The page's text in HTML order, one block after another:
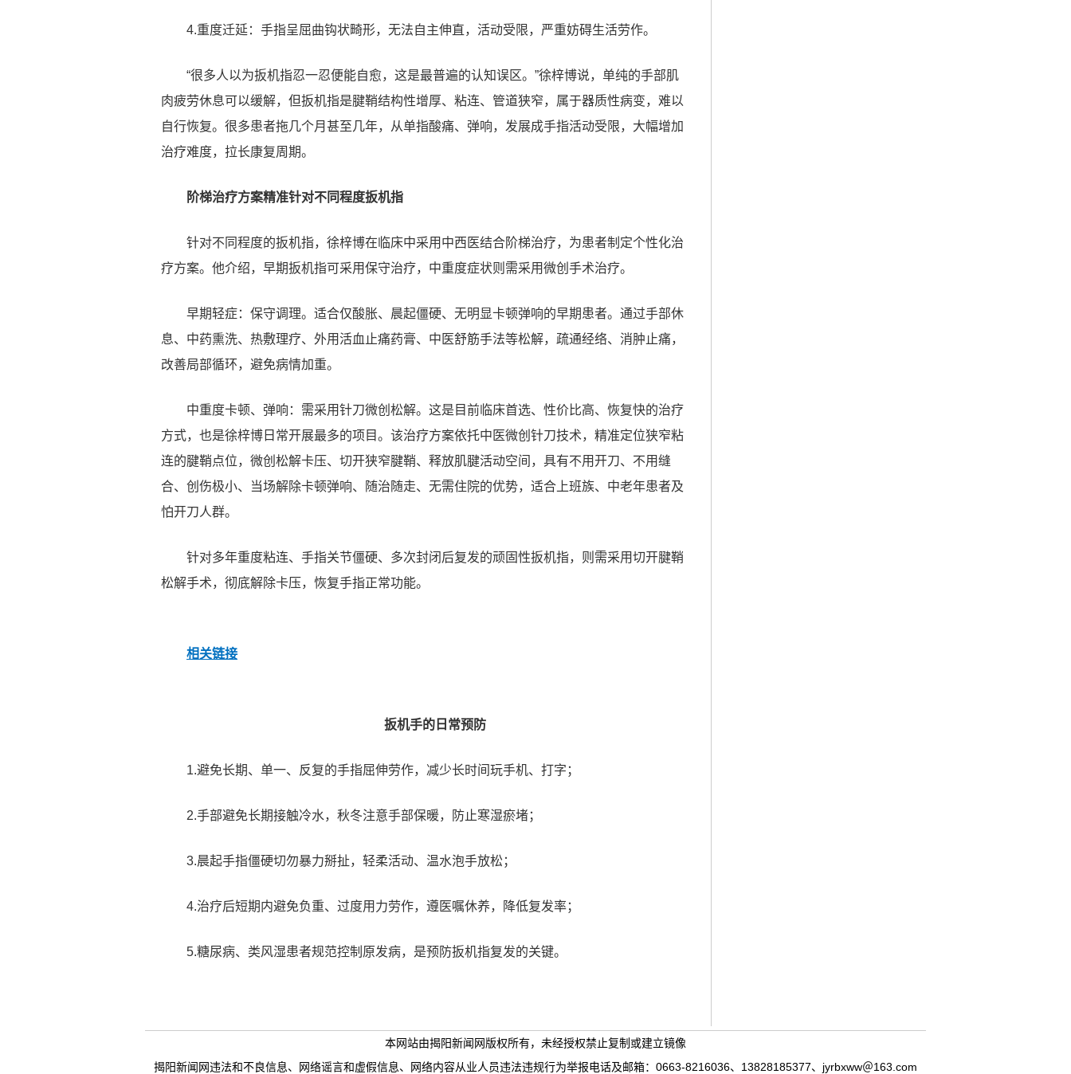
4.重度迁延：手指呈屈曲钩状畸形，无法自主伸直，活动受限，严重妨碍生活劳作。
“很多人以为扳机指忍一忍便能自愈，这是最普遍的认知误区。”徐梓博说，单纯的手部肌
肉疲劳休息可以缓解，但扳机指是腱鞘结构性增厚、粘连、管道狭窄，属于器质性病变，难以
自行恢复。很多患者拖几个月甚至几年，从单指酸痛、弹响，发展成手指活动受限，大幅增加
治疗难度，拉长康复周期。
阶梯治疗方案精准针对不同程度扳机指
针对不同程度的扳机指，徐梓博在临床中采用中西医结合阶梯治疗，为患者制定个性化治
疗方案。他介绍，早期扳机指可采用保守治疗，中重度症状则需采用微创手术治疗。
早期轻症：保守调理。适合仅酸胀、晨起僵硬、无明显卡顿弹响的早期患者。通过手部休
息、中药熏洗、热敷理疗、外用活血止痛药膏、中医舒筋手法等松解，疏通经络、消肿止痛，
改善局部循环，避免病情加重。
中重度卡顿、弹响：需采用针刀微创松解。这是目前临床首选、性价比高、恢复快的治疗
方式，也是徐梓博日常开展最多的项目。该治疗方案依托中医微创针刀技术，精准定位狭窄粘
连的腱鞘点位，微创松解卡压、切开狭窄腱鞘、释放肌腱活动空间，具有不用开刀、不用缝
合、创伤极小、当场解除卡顿弹响、随治随走、无需住院的优势，适合上班族、中老年患者及
怕开刀人群。
针对多年重度粘连、手指关节僵硬、多次封闭后复发的顽固性扳机指，则需采用切开腱鞘
松解手术，彻底解除卡压，恢复手指正常功能。
相关链接
扳机手的日常预防
1.避免长期、单一、反复的手指屈伸劳作，减少长时间玩手机、打字；
2.手部避免长期接触冷水，秋冬注意手部保暖，防止寒湿瘀堵；
3.晨起手指僵硬切勿暴力掰扯，轻柔活动、温水泡手放松；
4.治疗后短期内避免负重、过度用力劳作，遵医嘱休养，降低复发率；
5.糖尿病、类风湿患者规范控制原发病，是预防扳机指复发的关键。
本网站由揭阳新闻网版权所有，未经授权禁止复制或建立镜像
揭阳新闻网违法和不良信息、网络谣言和虚假信息、网络内容从业人员违法违规行为举报电话及邮箱：0663-8216036、13828185377、jyrbxww＠163.com